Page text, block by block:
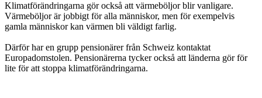
Klimatförändringarna gör också att värmeböljor blir vanligare.
Värmeböljor är jobbigt för alla människor, men för exempelvis
gamla människor kan värmen bli väldigt farlig.
Därför har en grupp pensionärer från Schweiz kontaktat
Europadomstolen. Pensionärerna tycker också att länderna gör för
lite för att stoppa klimatförändringarna.